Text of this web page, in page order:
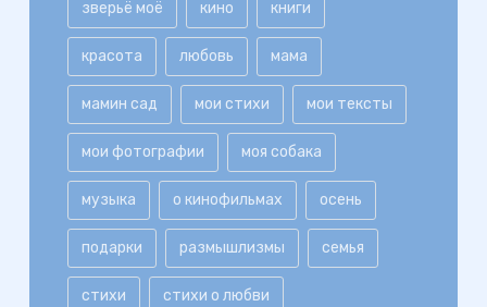
зверьё моё кино книги
красота любовь мама
мамин сад мои стихи мои тексты
мои фотографии моя собака
музыка о кинофильмах осень
подарки размышлизмы семья
стихи стихи о любви